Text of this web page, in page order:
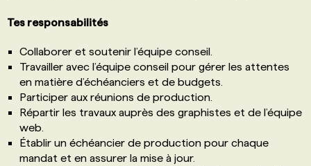
Tes responsabilités
Collaborer et soutenir l’équipe conseil.
Travailler avec l’équipe conseil pour gérer les attentes
en matière d’échéanciers et de budgets.
Participer aux réunions de production.
Répartir les travaux auprès des graphistes et de l’équipe
web.
Établir un échéancier de production pour chaque
mandat et en assurer la mise à jour.